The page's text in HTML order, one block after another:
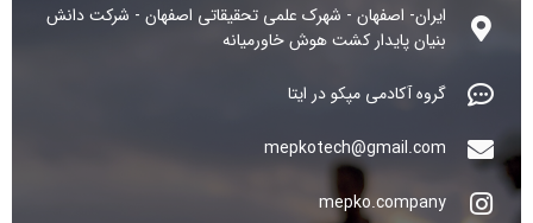
ایران- اصفهان - شهرک علمی تحقیقاتی اصفهان - شرکت دانش
بنیان پایدار کشت هوش خاورمیانه
گروه آکادمی مپکو در ایتا
mepkotech@gmail.com
mepko.company